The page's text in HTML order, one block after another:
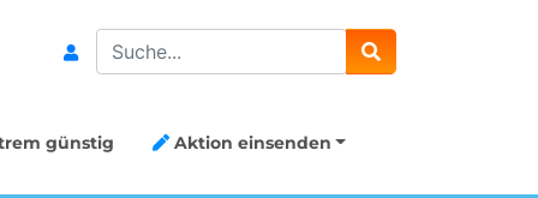
Search
günstig Aktion einsenden